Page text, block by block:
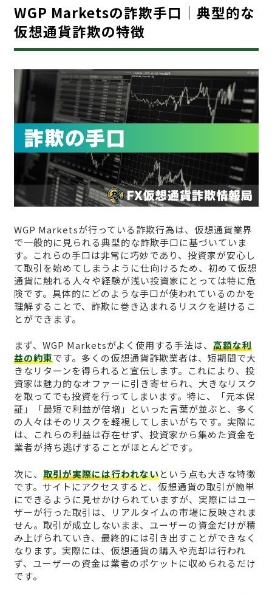
WGP Marketsの詐欺手口｜典型的な
仮想通貨詐欺の特徴
WGP Marketsが行っている詐欺行為は、仮想通貨業界
で一般的に見られる典型的な詐欺手口に基づいていま
す。これらの手口は非常に巧妙であり、投資家が安心し
て取引を始めてしまうように仕向けるため、初めて仮想
通貨に触れる人々や経験が浅い投資家にとっては特に危
険です。具体的にどのような手口が使われているのかを
理解することで、詐欺に巻き込まれるリスクを避けるこ
とができます。
まず、WGP Marketsがよく使用する手法は、 高額な利
益の約束です。多くの仮想通貨詐欺業者は、短期間で大
きなリターンを得られると宣伝します。これにより、投
資家は魅力的なオファーに引き寄せられ、大きなリスク
を取ってでも投資を行ってしまいます。特に、「元本保
証」「最短で利益が倍増」といった言葉が並ぶと、多く
の人々はそのリスクを軽視してしまいがちです。実際に
は、これらの利益は存在せず、投資家から集めた資金を
業者が持ち逃げすることがほとんどです。
次に、 取引が実際には行われないという点も大きな特徴
です。サイトにアクセスすると、仮想通貨の取引が簡単
にできるように見せかけられていますが、実際にはユー
ザーが行った取引は、リアルタイムの市場に反映されま
せん。取引が成立しないまま、ユーザーの資金だけが積
み上げられていき、最終的には引き出すことができなく
なります。実際には、仮想通貨の購入や売却は行われ
ず、ユーザーの資金は業者のポケットに収められるだけ
です。